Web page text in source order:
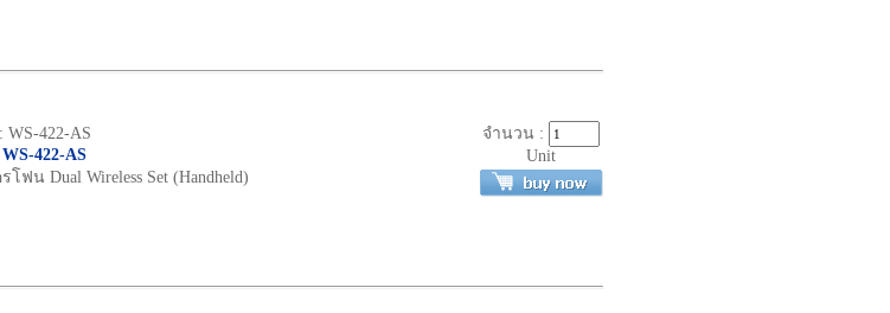
WS-422-AS
422-AS
โฟน Dual Wireless Set (Handheld)
จำนวน :
Unit